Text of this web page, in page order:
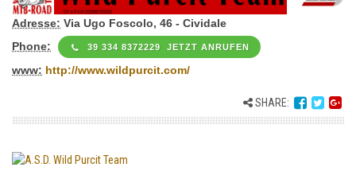
Adresse: Via Ugo Foscolo, 46 - Cividale
Phone:
39 334 8372229 JETZT ANRUFEN
www: http://www.wildpurcit.com/
SHARE: